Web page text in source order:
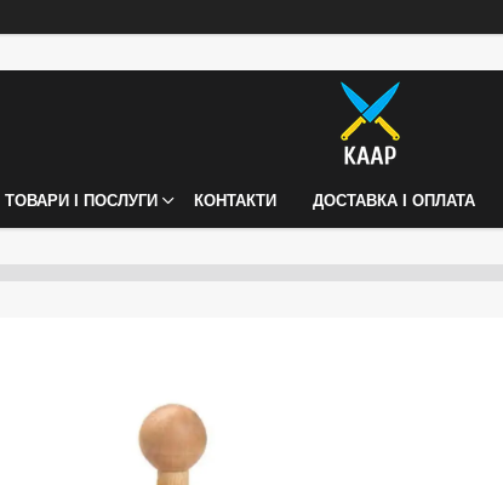
ТОВАРИ І ПОСЛУГИ КОНТАКТИ ДОСТАВКА І ОПЛАТА